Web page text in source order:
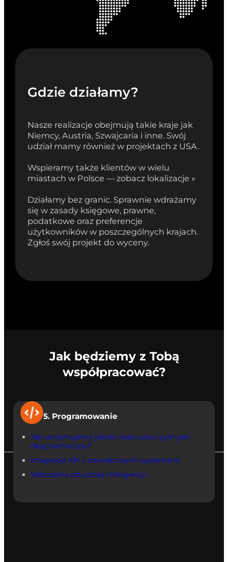
Gdzie działamy?
Nasze realizacje obejmują takie kraje jak
Niemcy, Austria, Szwajcaria i inne. Swój
udział mamy również w projektach z USA.
Wspieramy także klientów w wielu
miastach w Polsce — zobacz lokalizacje »
Działamy bez granic. Sprawnie wdrażamy
się w zasady księgowe, prawne,
podatkowe oraz preferencje
użytkowników w poszczególnych krajach.
Zgłoś swój projekt do wyceny.
Jak będziemy z Tobą
współpracować?
5. Programowanie
Jak utrzymujemy jakość kodu oraz czym jest
dług techniczny?
Integracje API z zewnętrznymi systemami
Wdrożenia sztucznej inteligencji